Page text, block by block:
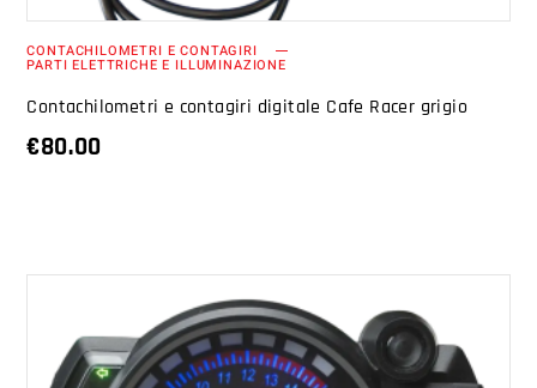
CONTACHILOMETRI E CONTAGIRI
PARTI ELETTRICHE E ILLUMINAZIONE
Contachilometri e contagiri digitale Cafe Racer grigio
€80.00